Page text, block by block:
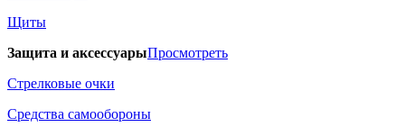
Щиты
Защита и аксессуарыПросмотреть
Стрелковые очки
Средства самообороны